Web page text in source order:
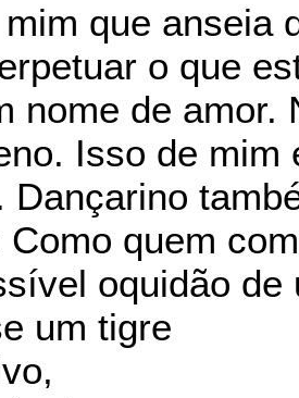
que anseia
o que
nome de amor.
Isso de mim
Dançarino
Como quem
oquidão de
um tigre